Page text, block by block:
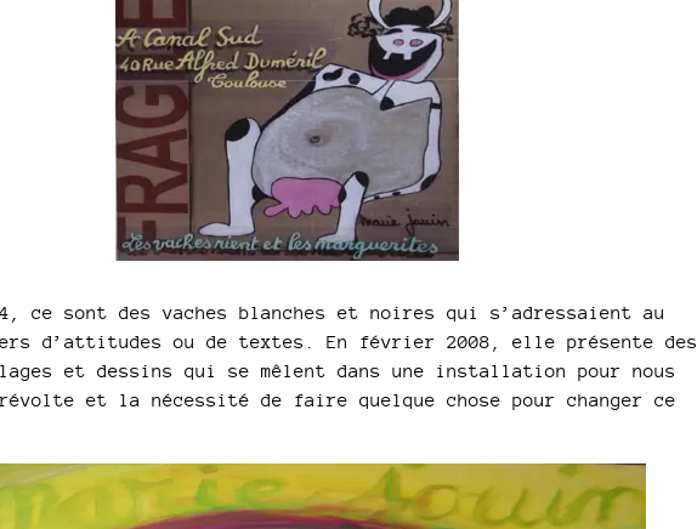
ce sont des vaches blanches et noires qui s’adressaient au
d’attitudes ou de textes. En février 2008, elle présente des
et dessins qui se mêlent dans une installation pour nous
et la nécessité de faire quelque chose pour changer ce